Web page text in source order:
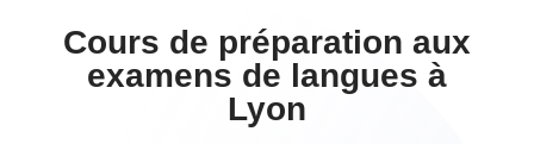
Cours de préparation aux
examens de langues à
Lyon